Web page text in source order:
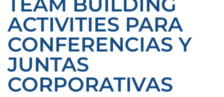
ACTIVITIES PARA
CONFERENCIAS Y
JUNTAS
CORPORATIVAS